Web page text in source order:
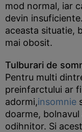
mod normal, iar
devin
aceasta situatie,
mai obosit.
Tulburari de
Pentru multi
preinfarctului ar
adormi,insomnie
doarme,
odihnitor. Si